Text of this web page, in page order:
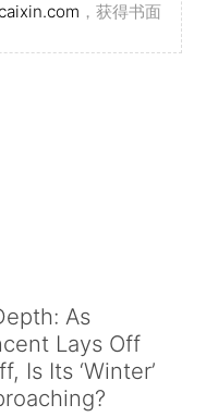
，获得书面
As
Lays Off
Is Its ‘Winter’